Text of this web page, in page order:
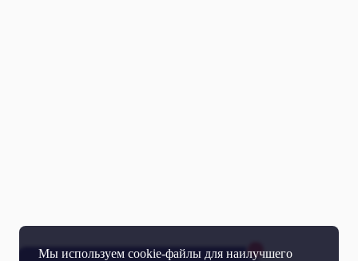
Мы используем cookie-файлы для наилучшего